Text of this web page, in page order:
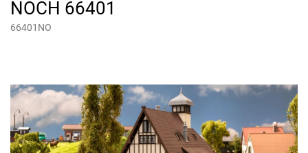
NOCH 66401
66401NO